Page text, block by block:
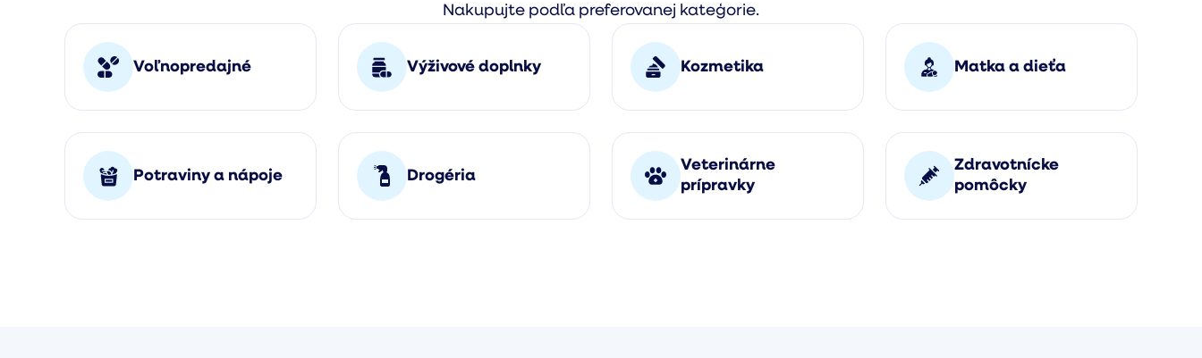
Nakupujte podľa preferovanej kateģorie.
Voľnopredajné Výživové doplnky Kozmetika Matka a dieťa
Potraviny a nápoje Drogéria
Veterinárne
prípravky
Zdravotnícke
pomôcky